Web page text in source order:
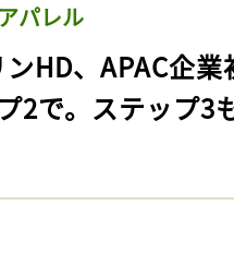
パレル
ンHD、APAC企
2で。ステップ3